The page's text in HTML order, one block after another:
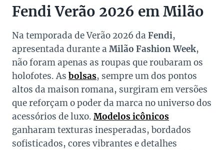
Fendi Verão 2026 em Milão
Na temporada de Verão 2026 da Fendi,
apresentada durante a Milão Fashion Week,
não foram apenas as roupas que roubaram os
holofotes. As bolsas, sempre um dos pontos
altos da maison romana, surgiram em versões
que reforçam o poder da marca no universo dos
acessórios de luxo. Modelos icônicos
ganharam texturas inesperadas, bordados
sofisticados, cores vibrantes e detalhes